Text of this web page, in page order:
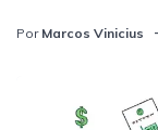
Por Marcos Vinicius